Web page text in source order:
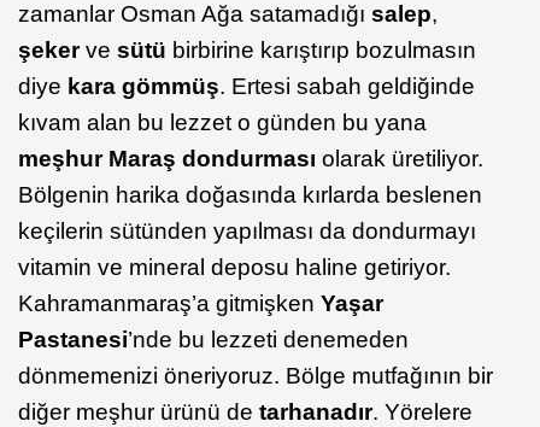
zamanlar Osman Ağa satamadığı salep,
şekerve sütü birbirine karıştırıp bozulmasın
diye kara gömmüş. Ertesi sabah geldiğinde
kıvam alan bu lezzet o günden bu yana
meşhur Maraş dondurması olarak üretiliyor.
Bölgenin harika doğasında kırlarda beslenen
keçilerin sütünden yapılması da dondurmayı
vitamin ve mineral deposu haline getiriyor.
Kahramanmaraş’a gitmişken Yaşar
Pastanesi’nde bu lezzeti denemeden
dönmemenizi öneriyoruz. Bölge mutfağının bir
diğer meşhur ürünü de tarhanadır. Yörelere